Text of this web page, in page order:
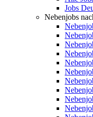
Jobs
Nebenjobs